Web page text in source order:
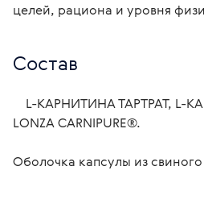
целей, рациона и уровня
Состав
LONZA CARNIPURE®.
Оболочка капсулы из